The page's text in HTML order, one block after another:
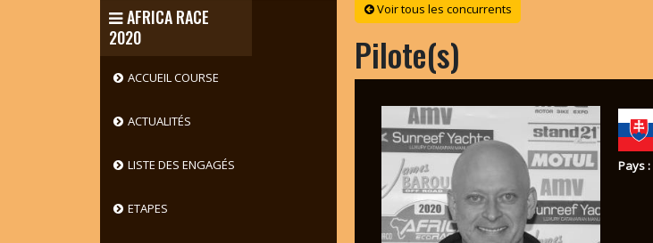
AFRICA RACE
2020
ACCUEIL COURSE
ACTUALITÉS
LISTE DES ENGAGÉS
ETAPES
Voir tous les concurrents
Pilote(s)
Pays :